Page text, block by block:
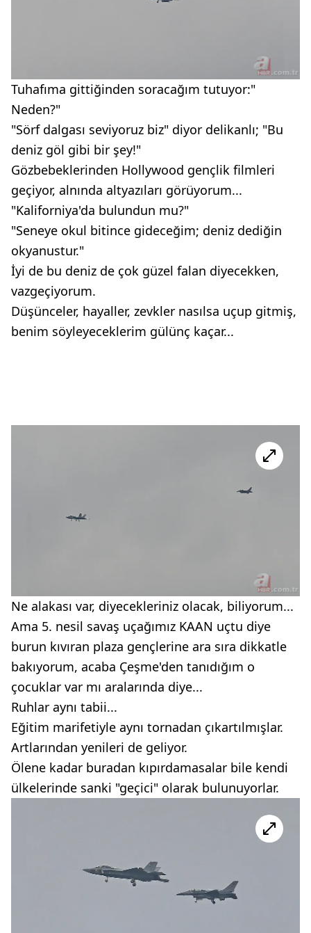
Tuhafıma gittiğinden soracağım tutuyor:"
Neden?"
"Sörf dalgası seviyoruz biz" diyor delikanlı; "Bu
deniz göl gibi bir şey!"
Gözbebeklerinden Hollywood gençlik filmleri
geçiyor, alnında altyazıları görüyorum...
"Kaliforniya'da bulundun mu?"
"Seneye okul bitince gideceğim; deniz dediğin
okyanustur."
İyi de bu deniz de çok güzel falan diyecekken,
vazgeçiyorum.
Düşünceler, hayaller, zevkler nasılsa uçup gitmiş,
benim söyleyeceklerim gülünç kaçar...
Ne alakası var, diyecekleriniz olacak, biliyorum...
Ama 5. nesil savaş uçağımız KAAN uçtu diye
burun kıvıran plaza gençlerine ara sıra dikkatle
bakıyorum, acaba Çeşme'den tanıdığım o
çocuklar var mı aralarında diye...
Ruhlar aynı tabii...
Eğitim marifetiyle aynı tornadan çıkartılmışlar.
Artlarından yenileri de geliyor.
Ölene kadar buradan kıpırdamasalar bile kendi
ülkelerinde sanki "geçici" olarak bulunuyorlar.